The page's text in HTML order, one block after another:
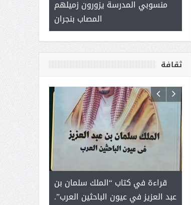
منسوبي المدرسة يزورون زميلهم
المصاب بنجران
ثقافة
قراءة في كتاب “الملك سلمان بن
عبد العزيز في عيون الباحثين العرب”.